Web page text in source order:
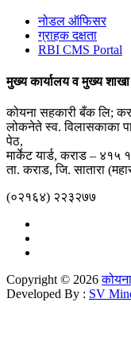
नोडल ऑफिसर
ग्राहक दक्षता
RBI CMS Portal
मुख्य कार्यालय व मुख्य शाखा
कोयना सहकारी बँक लि;
लोकनेते स्व. विलासकाका
पेठ,
मार्केट यार्ड, कराड – ४१५
ता. कराड, जि. सातारा
(०२१६४) २२३२७७
Copyright © 2026
Developed By : SV